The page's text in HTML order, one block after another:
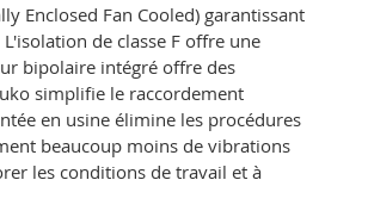
Enclosed Fan Cooled) garantissant
de classe F offre une
bipolaire intégré offre des
simplifie le raccordement
en usine élimine les procédures
beaucoup moins de vibrations
les conditions de travail et à